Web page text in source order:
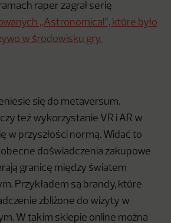
raper zagrał serię
„Astronomical”, które było
w środowisku gry.
się do metaversum.
też wykorzystanie VR i AR w
w przyszłości normą. Widać to
obecne doświadczenia zakupowe
granicę między światem
Przykładem są brandy, które
zbliżone do wizyty w
W takim sklepie online można